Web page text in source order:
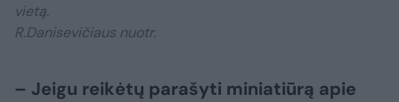
vietą.
R.Danisevičiaus nuotr.
– Jeigu reikėtų parašyti miniatiūrą apie